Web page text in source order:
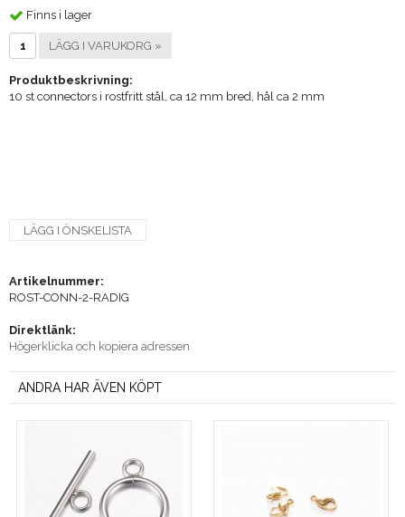
Finns i lager
LÄGG I VARUKORG »
Produktbeskrivning:
10 st connectors i rostfritt stål, ca 12 mm bred, hål ca 2 mm
LÄGG I ÖNSKELISTA
Artikelnummer:
ROST-CONN-2-RADIG
Direktlänk:
Högerklicka och kopiera adressen
ANDRA HAR ÄVEN KÖPT